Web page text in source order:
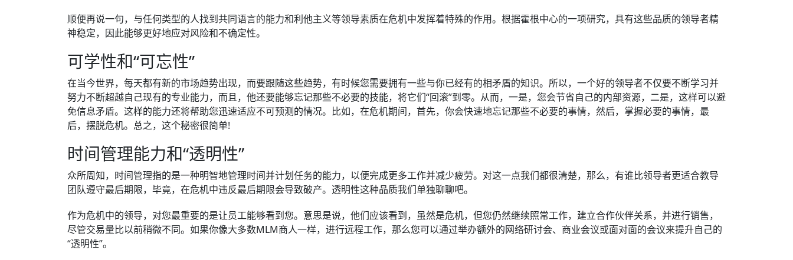
顺便再说一句，与任何类型的人找到共同语言的能力和利他主义等领导素质在危机中发挥着特殊的作用。根据霍根中心的一项研究，具有这些品质的领导者精
神稳定，因此能够更好地应对风险和不确定性。
可学性和“可忘性”
在当今世界，每天都有新的市场趋势出现，而要跟随这些趋势，有时候您需要拥有一些与你已经有的相矛盾的知识。所以，一个好的领导者不仅要不断学习并
努力不断超越自己现有的专业能力，而且，他还要能够忘记那些不必要的技能，将它们“回滚”到零。从而，一是，您会节省自己的内部资源，二是，这样可以避
免信息矛盾。这样的能力还将帮助您迅速适应不可预测的情况。比如，在危机期间，首先，你会快速地忘记那些不必要的事情，然后，掌握必要的事情，最
后，摆脱危机。总之，这个秘密很简单!
时间管理能力和“透明性”
众所周知，时间管理指的是一种明智地管理时间并计划任务的能力，以便完成更多工作并减少疲劳。对这一点我们都很清楚，那么，有谁比领导者更适合教导
团队遵守最后期限，毕竟，在危机中违反最后期限会导致破产。透明性这种品质我们单独聊聊吧。
作为危机中的领导，对您最重要的是让员工能够看到您。意思是说，他们应该看到，虽然是危机，但您仍然继续照常工作，建立合作伙伴关系，并进行销售，
尽管交易量比以前稍微不同。如果你像大多数MLM商人一样，进行远程工作，那么您可以通过举办额外的网络研讨会、商业会议或面对面的会议来提升自己的
“透明性”。